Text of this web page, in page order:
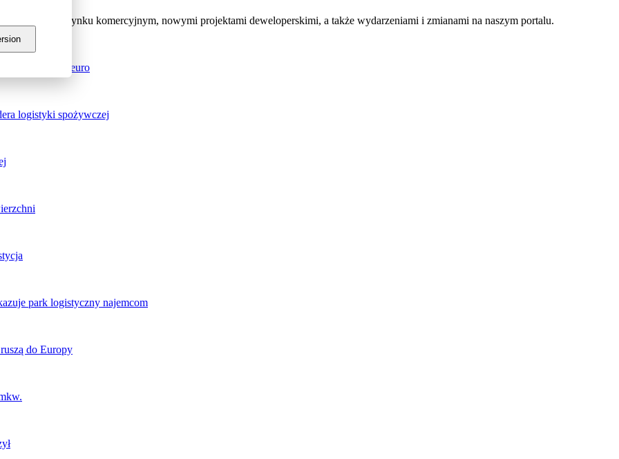
sytuacji na rynku komercyjnym, nowymi projektami deweloperskimi, a także wydarzeniami i zmianami na naszym portalu.
wartą 70 mln euro
logistyki spożywczej
park logistyczny najemcom
do Europy